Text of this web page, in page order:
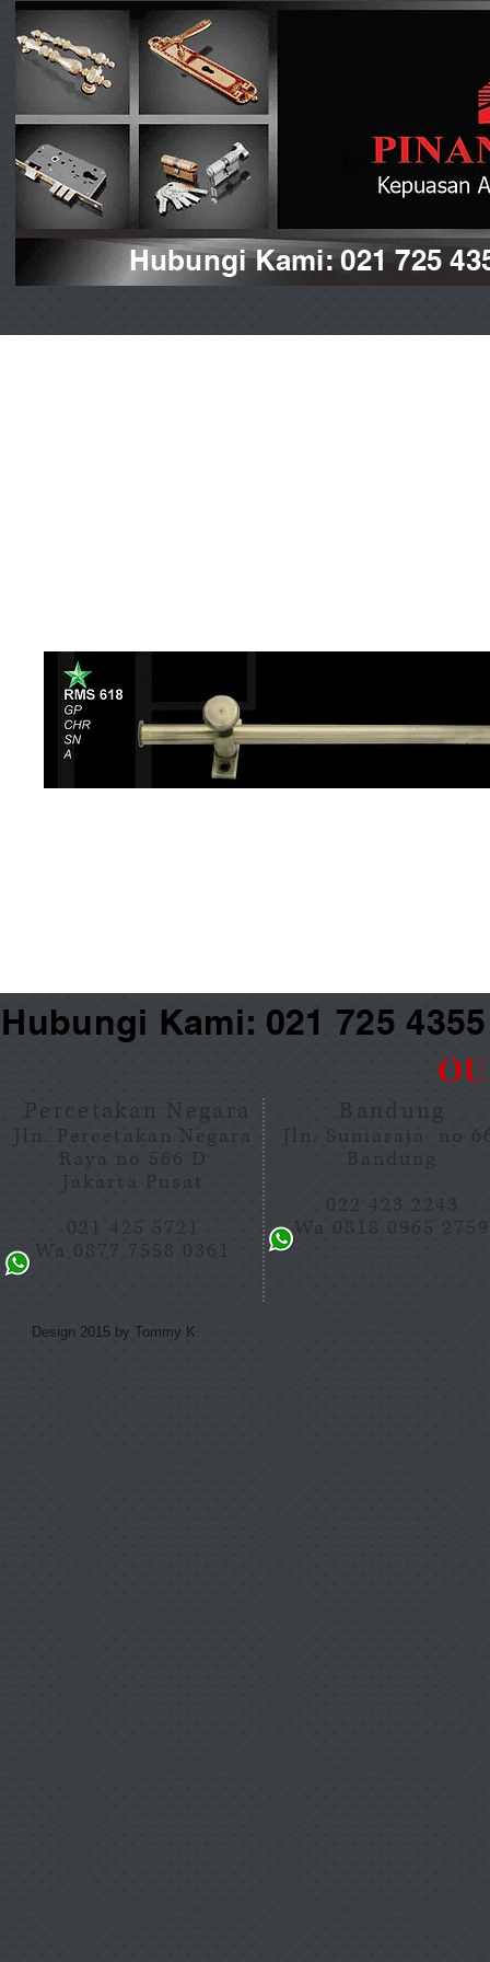
Hubungi Kami: 021 725
Kami: 021 725
Percetakan Negara
Jln. Percetakan Negara
Raya no 566 D
Jakarta Pusat
021 425 5721
Wa 0877 7558 0361
Bandung
Jln. Suniaraja no
Bandung
022 423 2243
Wa 0818 0965 2759
Design 2015 by Tommy K.